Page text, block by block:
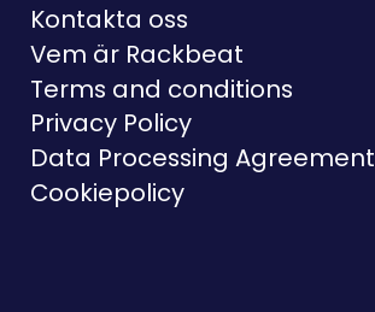
Kontakta oss
Vem är Rackbeat
Terms and conditions
Privacy Policy
Data Processing Agreement
Cookiepolicy